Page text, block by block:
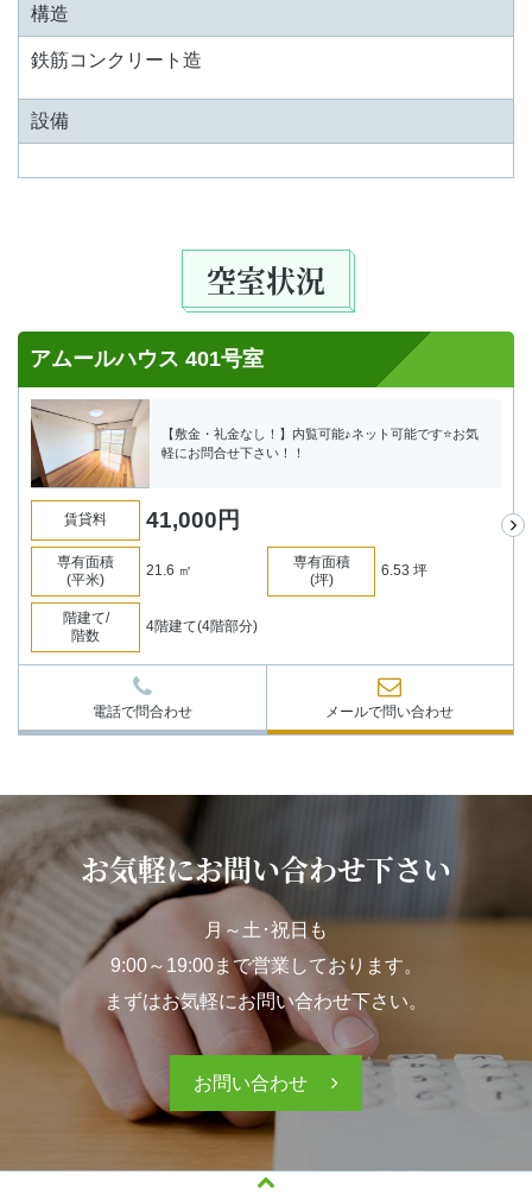
構造
鉄筋コンクリート造
設備
空室状況
アムールハウス 401号室
【敷金・礼金なし！】内覧可能♪ネット可能です⭐お気
軽にお問合せ下さい！！
賃貸料 41,000 円
専有面積
(平米)
21.6 ㎡
専有面積
(坪)
6.53 坪
階建て/
階数
4階建て(4階部分)
電話で問合わせ メールで問い合わせ
お気軽にお問い合わせ下さい
月～土･祝日も
9:00～19:00まで営業しております。
まずはお気軽にお問い合わせ下さい。
お問い合わせ